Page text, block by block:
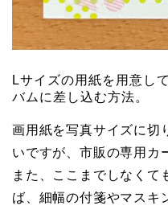
Lサイズの用紙を用意し
バムに差し込む方法。
画用紙を写真サイズに切
いですが、市販の専用カ
また、ここまでしなくて
ば、細幅の付箋やマスキ